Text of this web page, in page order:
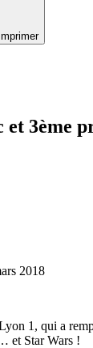
Imprimer
3ème
2018
1, qui a
et Star Wars !